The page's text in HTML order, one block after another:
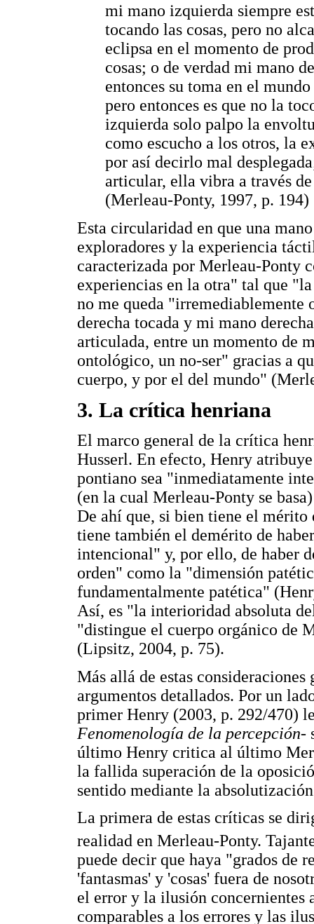
mi mano izquierda siempre
tocando las cosas, pero no
eclipsa en el momento de
cosas; o de verdad mi mano
entonces su toma en el
pero entonces es que no la
izquierda solo palpo la
como escucho a los otros, la
por así decirlo mal
articular, ella vibra a través
(Merleau-Ponty, 1997, p. 194)
Esta circularidad en que una
exploradores y la experiencia
caracterizada por Merleau-Ponty
experiencias en la otra" tal que
no me queda
derecha tocada y mi mano
articulada, entre un momento de
ontológico, un no-ser" gracias a
cuerpo, y por el del mundo"
3. La crítica henriana
El marco general de la crítica
Husserl. En efecto, Henry
pontiano sea "inmediatamente
(en la cual Merleau-Ponty se
De ahí que, si bien tiene el mérito
tiene también el demérito de
intencional" y, por ello, de haber
orden" como la "dimensión
fundamentalmente patética"
Así, es "la interioridad absoluta
"distingue el cuerpo orgánico de
(Lipsitz, 2004, p. 75).
Más allá de estas consideraciones
argumentos detallados. Por un
primer Henry (2003, p. 292/470)
Fenomenología de la percepción-
último Henry critica al último
la fallida superación de la
sentido mediante la
La primera de estas críticas se
realidad en Merleau-Ponty.
puede decir que haya "grados de
'fantasmas' y 'cosas' fuera de
el error y la ilusión concernientes
comparables a los errores y las